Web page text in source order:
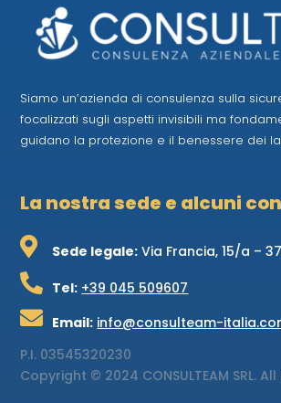
Siamo un’azienda di consulenza sulla
focalizzati sugli aspetti invisibili ma
guidano la protezione e il benessere dei
La nostra sede e alcuni
Sede legale: Via Francia, 15/a –

Tel: +39 045 509607

Email: info@consulteam-

P.I. 03545320230
Copyright © 2024 CONSULTEAM SRL.